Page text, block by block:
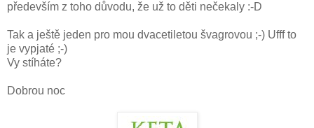
především z toho důvodu, že už to děti nečekaly :-D
Tak a ještě jeden pro mou dvacetiletou švagrovou ;-) Ufff to
je vypjaté ;-)
Vy stíháte?
Dobrou noc